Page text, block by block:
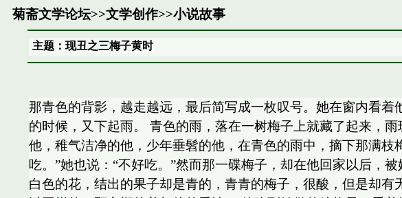
菊斋文学论坛>>文学创作>>小说故事
主题：现丑之三梅子黄时
那青色的背影，越走越远，最后简写成一枚叹号。她在窗内看
的时候，又下起雨。 青色的雨，落在一树梅子上就藏了起来，
他，稚气洁净的他，少年垂髫的他，在青色的雨中，摘下那满
吃。”她也说：“不好吃。”然而那一碟梅子，却在他回家以后，
白色的花，结出的果子却是青的，青青的梅子，很酸，但是却